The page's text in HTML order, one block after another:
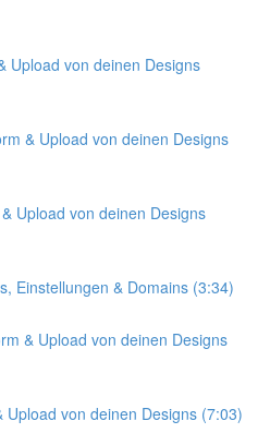
Upload von deinen Designs
& Upload von deinen Designs
Upload von deinen Designs
Einstellungen & Domains (3:34)
& Upload von deinen Designs
Upload von deinen Designs (7:03)